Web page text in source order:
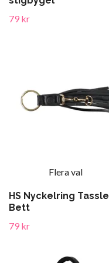
79 kr
Flera val
HS Nyckelring Tassle
Bett
79 kr